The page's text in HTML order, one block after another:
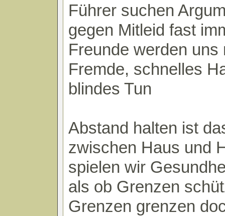
Führer suchen
gegen Mitleid fast
Freunde werden uns
Fremde, schnelles
blindes Tun
Abstand halten ist
zwischen Haus und
spielen wir
als ob Grenzen
Grenzen grenzen